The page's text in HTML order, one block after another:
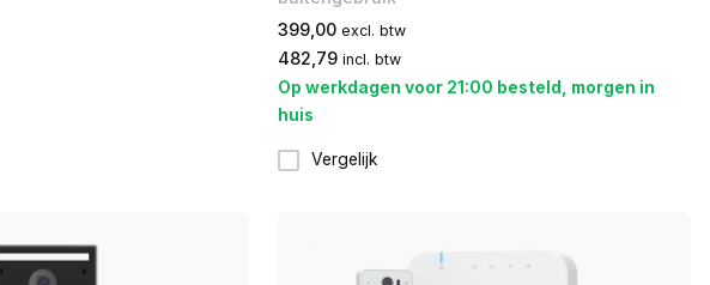
399,00 excl. btw
482,79 incl. btw
Op werkdagen voor 21:00 besteld, morgen in
huis
Vergelijk